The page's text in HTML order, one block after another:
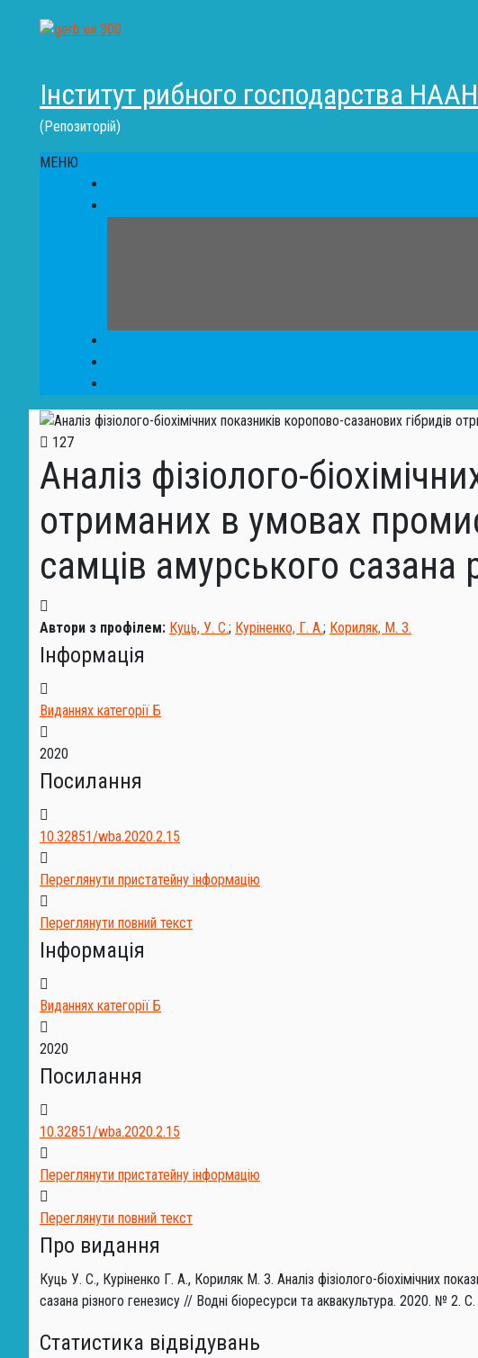
Інститут рибного господарства
(Репозиторій)
МЕНЮ
127
Аналіз фізіолого-
отриманих в умовах
самців амурського сазана
Автори з профілем: Куць, У. С.; Куріненко, Г. А.; Кориляк, М. З.
Інформація
Виданнях категорії Б
2020
Посилання
10.32851/wba.2020.2.15
Переглянути пристатейну інформацію
Переглянути повний текст
Інформація
Виданнях категорії Б
2020
Посилання
10.32851/wba.2020.2.15
Переглянути пристатейну інформацію
Переглянути повний текст
Про видання
Куць У. С., Куріненко Г. А., Кориляк М. З. Аналіз фізіолого-біохімічних
сазана різного генезису // Водні біоресурси та аквакультура. 2020. № 2. С.
Статистика відвідувань